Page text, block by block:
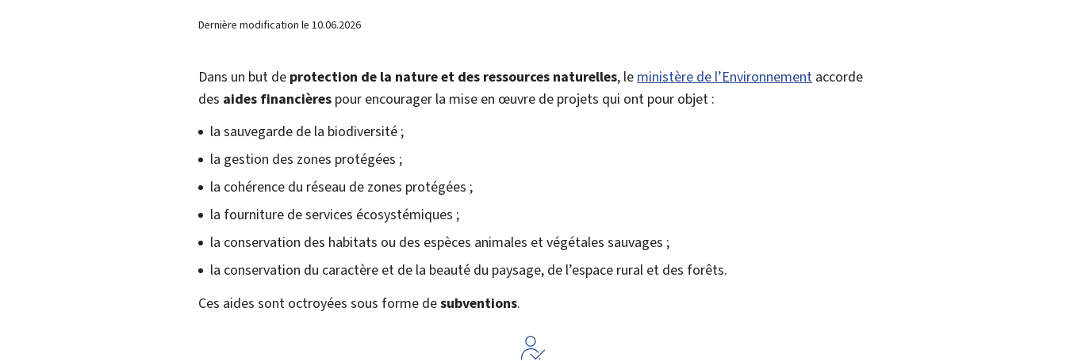
Dernière modification le 10.06.2026
Dans un but de protection de la nature et des ressources naturelles, le ministère de l’Environnement accorde
des aides financières pour encourager la mise en œuvre de projets qui ont pour objet :
la sauvegarde de la biodiversité ;
la gestion des zones protégées ;
la cohérence du réseau de zones protégées ;
la fourniture de services écosystémiques ;
la conservation des habitats ou des espèces animales et végétales sauvages ;
la conservation du caractère et de la beauté du paysage, de l’espace rural et des forêts.
Ces aides sont octroyées sous forme desubventions.